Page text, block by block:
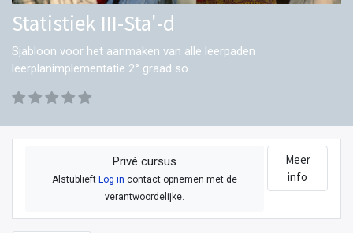
Statistiek III-Sta'-d
Sjabloon voor het aanmaken van alle leerpaden
leerplanimplementatie 2° graad so.
Privé cursus
AlstublieftLog in contact opnemen met de
verantwoordelijke.
Meer
info